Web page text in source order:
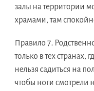
залы на территории
храмами, там
Правило 7.
только в тех странах,
нельзя садиться на
чтобы ноги смотрели